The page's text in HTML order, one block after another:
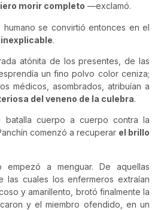
morir completo —exclamó.
humano se convirtió entonces en el
.
atónita de los presentes, de las
un fino polvo color ceniza;
médicos, asombrados, atribuían a
del veneno de la culebra.
batalla cuerpo a cuerpo contra la
comenzó a recuperar el brillo
a menguar. De aquellas
las cuales los enfermeros extraían
y amarillento, brotó finalmente la
y el miembro ofendido, en un